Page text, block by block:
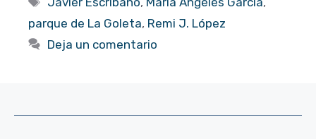
parque de La Goleta, Remi J. López
Deja un comentario